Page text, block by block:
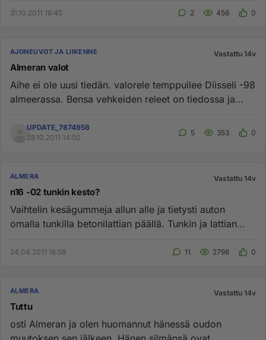
31.10.2011 16:45 2 456 0
AJONEUVOT JA LIIKENNE Vastattu 14v
Almeran valot
Aihe ei ole uusi tiedän. valorele temppuilee Diisseli -98
almeerassa. Bensa vehkeiden releet on tiedossa ja
UPDATE_7874958
28.10.2011 14:50
5 353 0
ALMERA Vastattu 14v
n16 -02 tunkin kesto?
Vaihtelin kesägummeja allun alle ja tietysti auton
omalla tunkilla betonilattian päällä. Tunkin ja lattian
24.04.2011 16:58 11 2798 0
ALMERA Vastattu 14v
Tuttu
osti Almeran ja olen huomannut hänessä oudon